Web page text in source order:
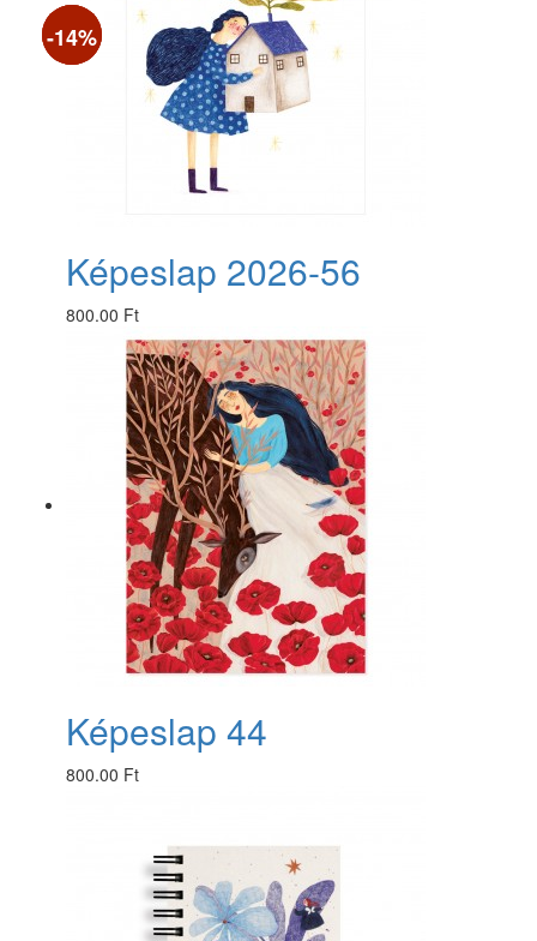
Képeslap 2026-56
800.00 Ft
Képeslap 44
800.00 Ft
-11%
-20%
-14%